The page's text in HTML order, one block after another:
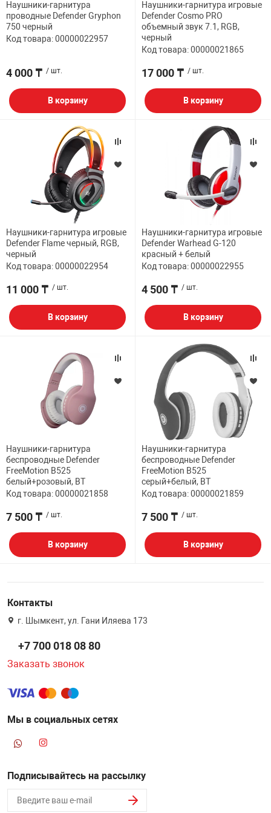
PCI АДАПТЕРЫ
USB
USB ХАБЫ
CARD RIDER
НАБОР ДЛЯ
CD-DVD ДИСКИ
ТЕХНИКА
Наушники-гарнитура
проводные Defender Gryphon
750 черный
Код товара: 00000022957
4 000 ₸ / шт.
В корзину
Наушники-гарнитура игровые
Defender Cosmo PRO
объемный звук 7.1, RGB,
черный
Код товара: 00000021865
17 000 ₸ / шт.
В корзину
Наушники-гарнитура игровые
Defender Flame черный, RGB,
черный
Код товара: 00000022954
11 000 ₸ / шт.
В корзину
Наушники-гарнитура игровые
Defender Warhead G-120
красный + белый
Код товара: 00000022955
4 500 ₸ / шт.
В корзину
Наушники-гарнитура
беспроводные Defender
FreeMotion B525
белый+розовый, BT
Код товара: 00000021858
7 500 ₸ / шт.
В корзину
Наушники-гарнитура
беспроводные Defender
FreeMotion B525
серый+белый, BT
Код товара: 00000021859
7 500 ₸ / шт.
В корзину
Контакты
г. Шымкент, ул. Гани Иляева 173
+7 700 018 08 80
Заказать звонок
Мы в социальных сетях
Подписывайтесь на рассылку